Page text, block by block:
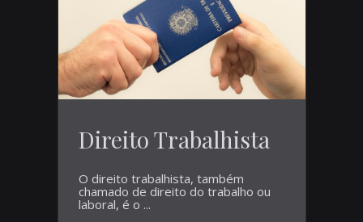
Direito Trabalhista
O direito trabalhista, também
chamado de direito do trabalho ou
laboral, é o ...